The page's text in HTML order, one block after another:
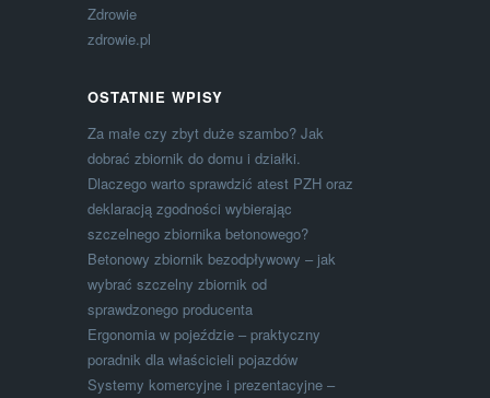
Zdrowie
zdrowie.pl
OSTATNIE WPISY
Za małe czy zbyt duże szambo? Jak
dobrać zbiornik do domu i działki.
Dlaczego warto sprawdzić atest PZH oraz
deklaracją zgodności wybierając
szczelnego zbiornika betonowego?
Betonowy zbiornik bezodpływowy – jak
wybrać szczelny zbiornik od
sprawdzonego producenta
Ergonomia w pojeździe – praktyczny
poradnik dla właścicieli pojazdów
Systemy komercyjne i prezentacyjne –